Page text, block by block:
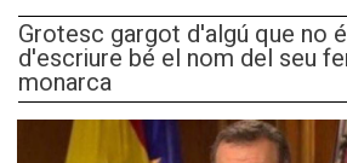
Grotesc gargot d'algú que no
d'escriure bé el nom del seu
monarca